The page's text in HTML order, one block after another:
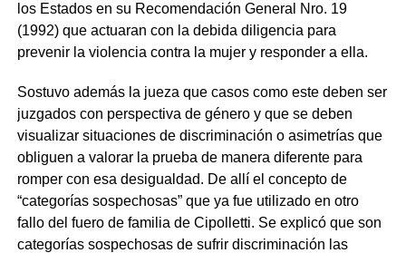
los Estados en su Recomendación General Nro. 19
(1992) que actuaran con la debida diligencia para
prevenir la violencia contra la mujer y responder a ella.
Sostuvo además la jueza que casos como este deben ser
juzgados con perspectiva de género y que se deben
visualizar situaciones de discriminación o asimetrías que
obliguen a valorar la prueba de manera diferente para
romper con esa desigualdad. De allí el concepto de
“categorías sospechosas” que ya fue utilizado en otro
fallo del fuero de familia de Cipolletti. Se explicó que son
categorías sospechosas de sufrir discriminación las